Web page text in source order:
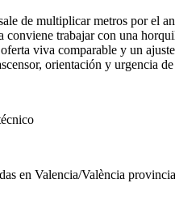
de multiplicar metros por el
conviene trabajar con una
viva comparable y un
orientación y urgencia
en Valencia/València